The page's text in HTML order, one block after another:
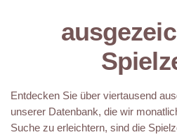
Entdecken Sie über viertausend
unserer Datenbank, die wir
Suche zu erleichtern, sind die